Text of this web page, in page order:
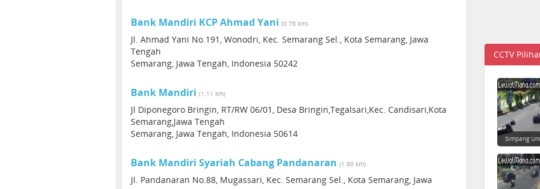
Bank Mandiri KCP Ahmad Yani (0.78 km)
Jl. Ahmad Yani No.191, Wonodri, Kec. Semarang Sel., Kota Semarang, Jawa
Tengah
Semarang, Jawa Tengah, Indonesia 50242
Bank Mandiri (1.11 km)
Jl Diponegoro Bringin, RT/RW 06/01, Desa Bringin,Tegalsari,Kec. Candisari,Kota
Semarang,Jawa Tengah
Semarang, Jawa Tengah, Indonesia 50614
Bank Mandiri Syariah Cabang Pandanaran (1.80 km)
Jl. Pandanaran No.88, Mugassari, Kec. Semarang Sel., Kota Semarang, Jawa
CCTV
Simpang